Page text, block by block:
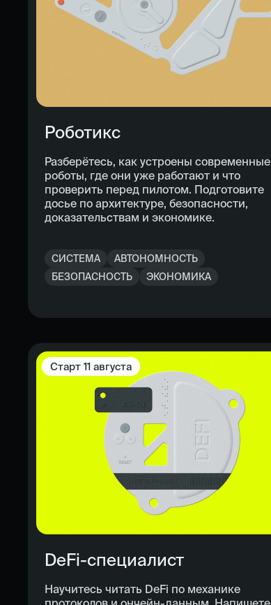
Роботикс
Разберётесь, как устроены современные
роботы, где они уже работают и что
проверить перед пилотом. Подготовите
досье по архитектуре, безопасности,
доказательствам и экономике.
СИСТЕМА
АВТОНОМНОСТЬ
БЕЗОПАСНОСТЬ
ЭКОНОМИКА
Старт 11 августа
DeFi-специалист
Научитесь читать DeFi по механике